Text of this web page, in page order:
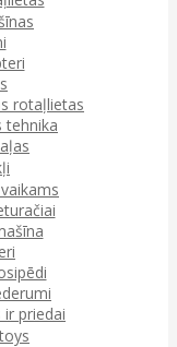
rotaļlietas
tehnika
ir priedai